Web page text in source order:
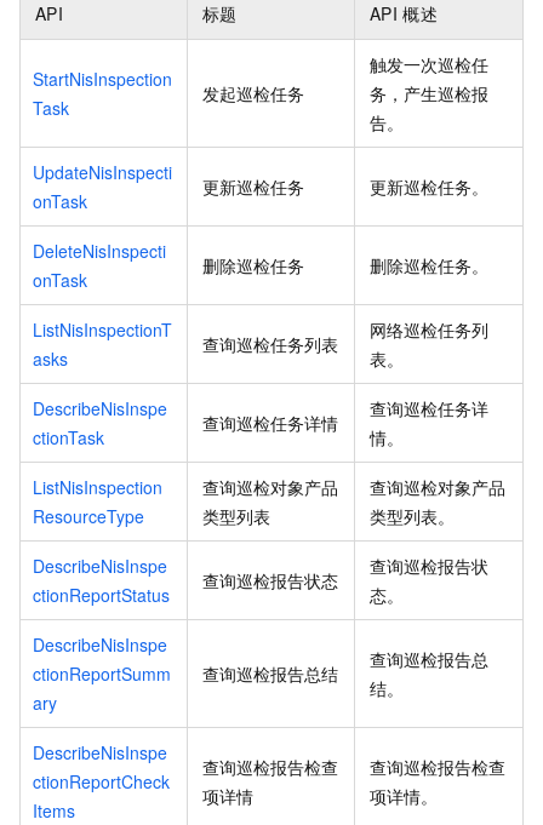
API 标题 API 概述
StartNisInspection
Task
发起巡检任务
触发一次巡检任
务，产生巡检报
告。
UpdateNisInspecti
onTask
更新巡检任务 更新巡检任务。
DeleteNisInspecti
onTask
删除巡检任务 删除巡检任务。
ListNisInspectionT
asks
查询巡检任务列表
网络巡检任务列
表。
DescribeNisInspe
ctionTask
查询巡检任务详情
查询巡检任务详
情。
ListNisInspection
ResourceType
查询巡检对象产品
类型列表
查询巡检对象产品
类型列表。
DescribeNisInspe
ctionReportStatus
查询巡检报告状态
查询巡检报告状
态。
DescribeNisInspe
ctionReportSumm
ary
查询巡检报告总结
查询巡检报告总
结。
DescribeNisInspe
ctionReportCheck
Items
查询巡检报告检查
项详情
查询巡检报告检查
项详情。